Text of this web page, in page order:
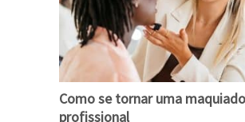
Como se tornar uma
profissional